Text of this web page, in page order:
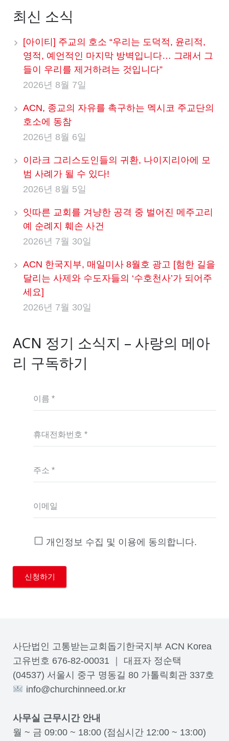
최신 소식
[아이티] 주교의 호소 “우리는 도덕적, 윤리적,
영적, 예언적인 마지막 방벽입니다… 그래서 그
들이 우리를 제거하려는 것입니다”
2026년 8월 7일
ACN, 종교의 자유를 촉구하는 멕시코 주교단의
호소에 동참
2026년 8월 6일
이라크 그리스도인들의 귀환, 나이지리아에 모
범 사례가 될 수 있다!
2026년 8월 5일
잇따른 교회를 겨냥한 공격 중 벌어진 메주고리
예 순례지 훼손 사건
2026년 7월 30일
ACN 한국지부, 매일미사 8월호 광고 [험한 길을
달리는 사제와 수도자들의 ‘수호천사’가 되어주
세요]
2026년 7월 30일
ACN 정기 소식지 – 사랑의 메아
리 구독하기
이름 *
휴대전화번호 *
주소 *
이메일
개인정보 수집 및 이용에 동의합니다.
사단법인 고통받는교회돕기한국지부 ACN Korea
고유번호 676-82-00031 ｜ 대표자 정순택
(04537) 서울시 중구 명동길 80 가톨릭회관 337호
info@churchinneed.or.kr
사무실 근무시간 안내
월 ~ 금 09:00 ~ 18:00 (점심시간 12:00 ~ 13:00)